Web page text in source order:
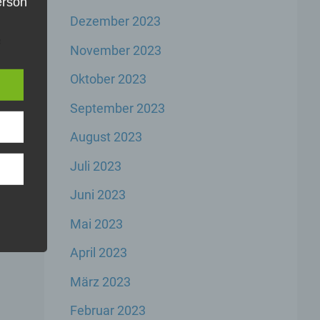
Dezember 2023
November 2023
Oktober 2023
September 2023
August 2023
Juli 2023
Juni 2023
Mai 2023
April 2023
März 2023
Februar 2023